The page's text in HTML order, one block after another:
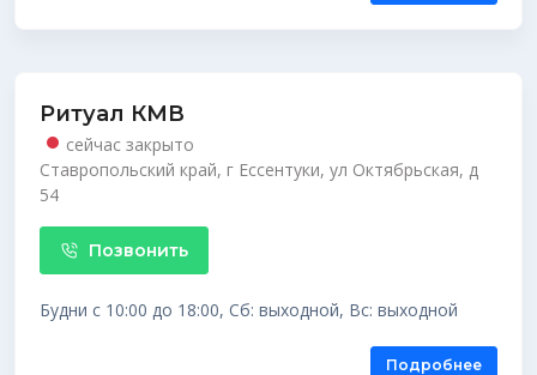
Ритуал КМВ
сейчас закрыто
Ставропольский край, г Ессентуки, ул Октябрьская, д
54
Позвонить
Будни с 10:00 до 18:00, Сб: выходной, Вс: выходной
Подробнее